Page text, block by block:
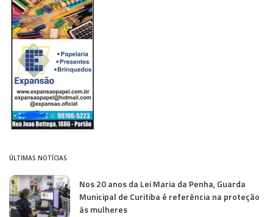
ÚLTIMAS NOTÍCIAS
Nos 20 anos da Lei Maria da Penha, Guarda
Municipal de Curitiba é referência na proteção
às mulheres